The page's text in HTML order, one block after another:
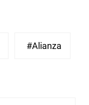
#Alianza